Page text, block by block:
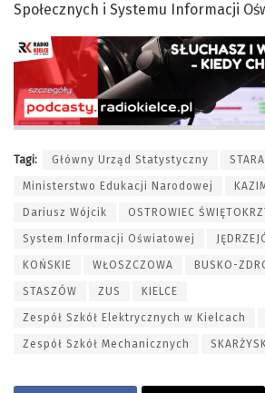
Społecznych i Systemu Informacji
Tagi: Główny Urząd Statystyczny
Ministerstwo Edukacji Narodowej
Dariusz Wójcik OSTROWIEC
System Informacji Oświatowej
KOŃSKIE WŁOSZCZOWA BUSKO-
STASZÓW ZUS KIELCE
Zespół Szkół Elektrycznych w Kielcach
Zespół Szkół Mechanicznych